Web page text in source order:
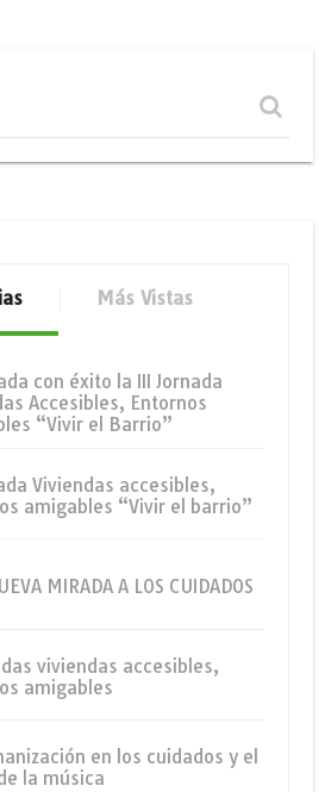
Más Vistas
con éxito la III Jornada
Accesibles, Entornos
“Vivir el Barrio”
Viviendas accesibles,
amigables “Vivir el barrio”
MIRADA A LOS CUIDADOS
viviendas accesibles,
amigables
en los cuidados y el
la música